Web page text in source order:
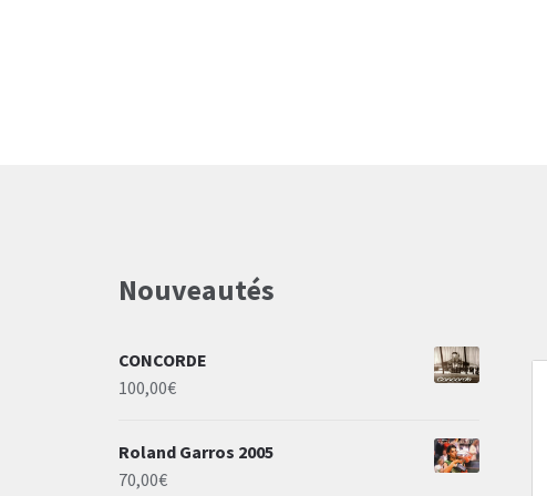
Nouveautés
CONCORDE
100,00€
Roland Garros 2005
70,00€